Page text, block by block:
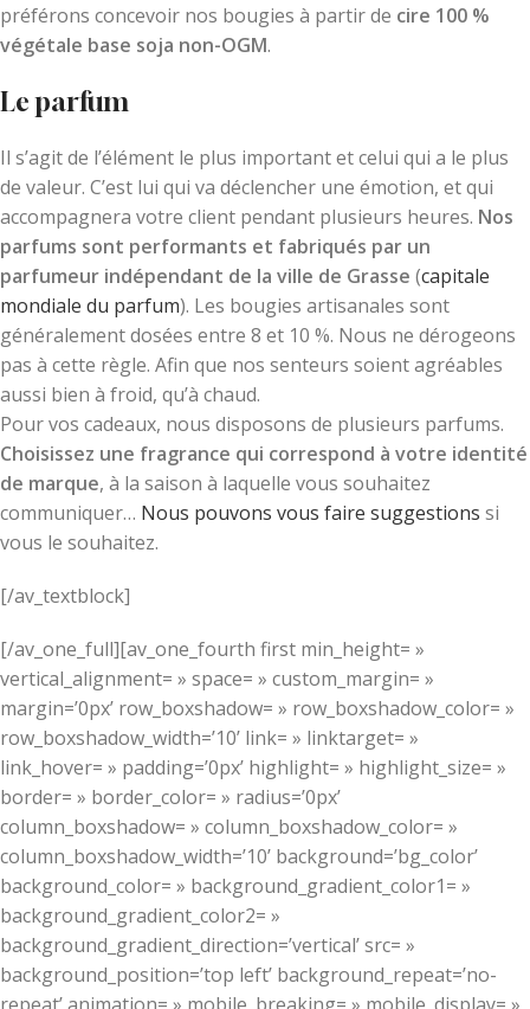
préférons concevoir nos bougies à partir de cire 100 %
végétale base soja non-OGM.
Le parfum
Il s’agit de l’élément le plus important et celui qui a le plus
de valeur. C’est lui qui va déclencher une émotion, et qui
accompagnera votre client pendant plusieurs heures. Nos
parfums sont performants et fabriqués par un
parfumeur indépendant de la ville de Grasse (capitale
mondiale du parfum). Les bougies artisanales sont
généralement dosées entre 8 et 10 %. Nous ne dérogeons
pas à cette règle. Afin que nos senteurs soient agréables
aussi bien à froid, qu’à chaud.
Pour vos cadeaux, nous disposons de plusieurs parfums.
Choisissez une fragrance qui correspond à votre identité
de marque, à la saison à laquelle vous souhaitez
communiquer… Nous pouvons vous faire suggestions si
vous le souhaitez.
[/av_textblock]
[/av_one_full][av_one_fourth first min_height= »
vertical_alignment= » space= » custom_margin= »
margin=’0px’ row_boxshadow= » row_boxshadow_color= »
row_boxshadow_width=’10’ link= » linktarget= »
link_hover= » padding=’0px’ highlight= » highlight_size= »
border= » border_color= » radius=’0px’
column_boxshadow= » column_boxshadow_color= »
column_boxshadow_width=’10’ background=’bg_color’
background_color= » background_gradient_color1= »
background_gradient_color2= »
background_gradient_direction=’vertical’ src= »
background_position=’top left’ background_repeat=’no-